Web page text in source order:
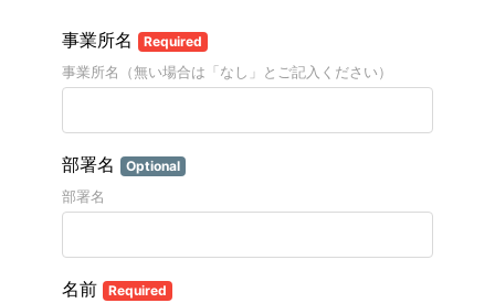
事業所名 Required
事業所名（無い場合は「なし」とご記入ください）
部署名 Optional
部署名
名前 Required